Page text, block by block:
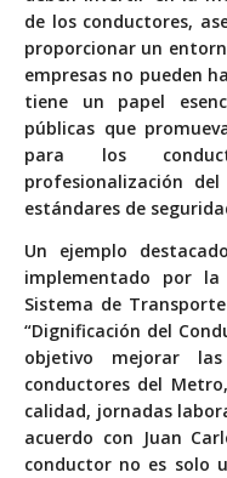
de los conductores,
proporcionar un
empresas no pueden
tiene un papel
públicas que
para los
profesionalización
estándares de
Un ejemplo
implementado por
Sistema de
“Dignificación del
objetivo mejorar
conductores del
calidad, jornadas
acuerdo con Juan
conductor no es solo